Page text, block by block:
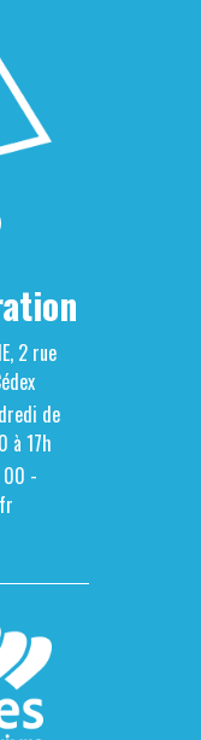
2 rue
de
à 17h
00 -